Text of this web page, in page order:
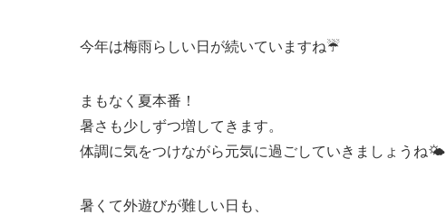
今年は梅雨らしい日が続いていますね☔️
まもなく夏本番！
暑さも少しずつ増してきます。
体調に気をつけながら元気に過ごしていきましょうね🌤️
暑くて外遊びが難しい日も、